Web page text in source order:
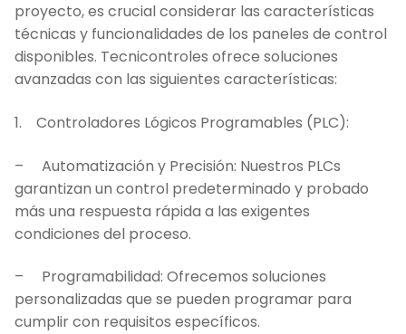
proyecto, es crucial considerar las características
técnicas y funcionalidades de los paneles de control
disponibles. Tecnicontroles ofrece soluciones
avanzadas con las siguientes características:
1. Controladores Lógicos Programables (PLC):
– Automatización y Precisión: Nuestros PLCs
garantizan un control predeterminado y probado
más una respuesta rápida a las exigentes
condiciones del proceso.
– Programabilidad: Ofrecemos soluciones
personalizadas que se pueden programar para
cumplir con requisitos específicos.